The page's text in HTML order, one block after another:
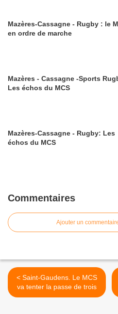
Mazères-Cassagne - Rugby : le
en ordre de marche
Mazères - Cassagne -Sports
Les échos du MCS
Mazères-Cassagne - Rugby: Les
échos du MCS
Commentaires
Ajouter un
< Saint-Gaudens. Le MCS
va tenter la passe de trois